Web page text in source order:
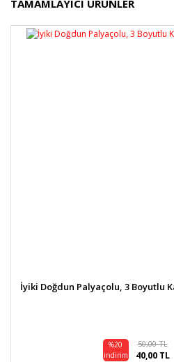
diğer konularda yetersiz
formunu kullanarak tarafımıza
Görüş ve önerileriniz için
TAMAMLAYICI ÜRÜNLER
İyiki Doğdun Palyaçolu, 3 Boyutlu
%20
indirim
50,00 TL
40,00 TL